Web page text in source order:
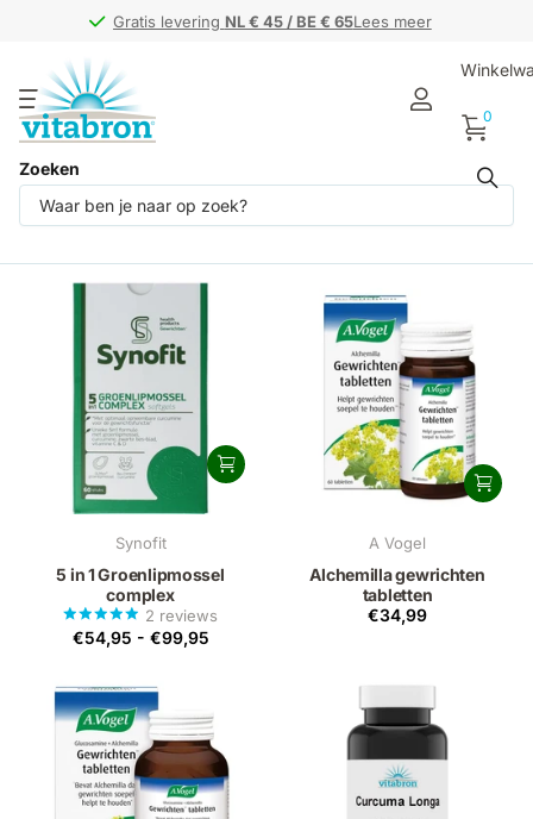
Gratis levering NL € 45 / BE € 65Lees meer
Gratis levering NL € 45 / BE € 65
Zoeken
0
Producten (8)
Synofit
5 in 1 Groenlipmossel
complex
2 reviews
€54,95 - €99,95
A Vogel
Alchemilla gewrichten
tabletten
€34,99